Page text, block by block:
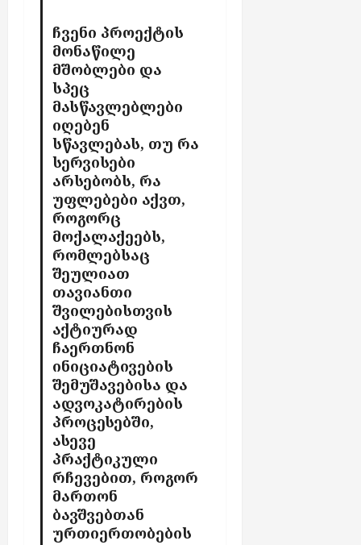
ჩვენი პროექტის
მონაწილე
მშობლები და
სპეც
მასწავლებლები
იღებენ
სწავლებას, თუ რა
სერვისები
არსებობს, რა
უფლებები აქვთ,
როგორც
მოქალაქეებს,
რომლებსაც
შეულიათ
თავიანთი
შვილებისთვის
აქტიურად
ჩაერთნონ
ინიციატივების
შემუშავებისა და
ადვოკატირების
პროცესებში,
ასევე
პრაქტიკული
რჩევებით, როგორ
მართონ
ბავშვებთან
ურთიერთობების